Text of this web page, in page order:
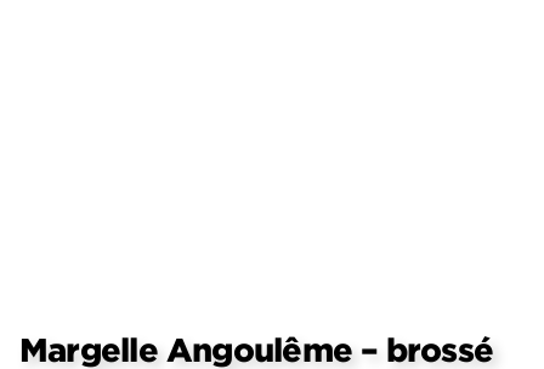
Margelle Angoulême – brossé